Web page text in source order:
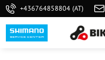
+436764858804 (AT)